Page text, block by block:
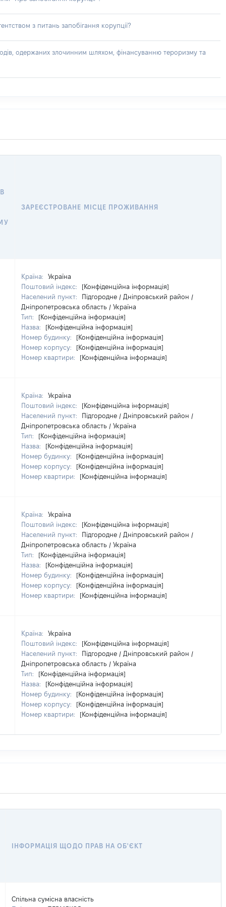
з питань запобігання корупції?
одержаних злочинним шляхом, фінансуванню тероризму та
ЗАРЕЄСТРОВАНЕ МІСЦЕ ПРОЖИВАННЯ
Країна:
Україна
Поштовий індекс:
[Конфіденційна інформація]
Населений пункт:
Підгородне / Дніпровський район /
Дніпропетровська область / Україна
Тип:
[Конфіденційна інформація]
Назва:
[Конфіденційна інформація]
Номер будинку:
[Конфіденційна інформація]
Номер корпусу:
[Конфіденційна інформація]
Номер квартири:
[Конфіденційна інформація]
Країна:
Україна
Поштовий індекс:
[Конфіденційна інформація]
Населений пункт:
Підгородне / Дніпровський район /
Дніпропетровська область / Україна
Тип:
[Конфіденційна інформація]
Назва:
[Конфіденційна інформація]
Номер будинку:
[Конфіденційна інформація]
Номер корпусу:
[Конфіденційна інформація]
Номер квартири:
[Конфіденційна інформація]
Країна:
Україна
Поштовий індекс:
[Конфіденційна інформація]
Населений пункт:
Підгородне / Дніпровський район /
Дніпропетровська область / Україна
Тип:
[Конфіденційна інформація]
Назва:
[Конфіденційна інформація]
Номер будинку:
[Конфіденційна інформація]
Номер корпусу:
[Конфіденційна інформація]
Номер квартири:
[Конфіденційна інформація]
Країна:
Україна
Поштовий індекс:
[Конфіденційна інформація]
Населений пункт:
Підгородне / Дніпровський район /
Дніпропетровська область / Україна
Тип:
[Конфіденційна інформація]
Назва:
[Конфіденційна інформація]
Номер будинку:
[Конфіденційна інформація]
Номер корпусу:
[Конфіденційна інформація]
Номер квартири:
[Конфіденційна інформація]
ІНФОРМАЦІЯ ЩОДО ПРАВ НА ОБ'ЄКТ
Спільна сумісна власність